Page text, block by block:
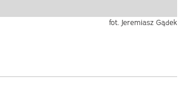
fot. Jeremiasz Gądek